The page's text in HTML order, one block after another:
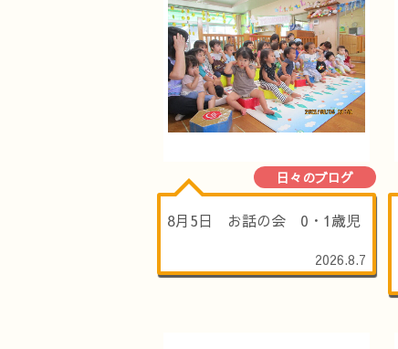
日々のブログ
8月5日 お話の会 0・1歳児
2026.8.7